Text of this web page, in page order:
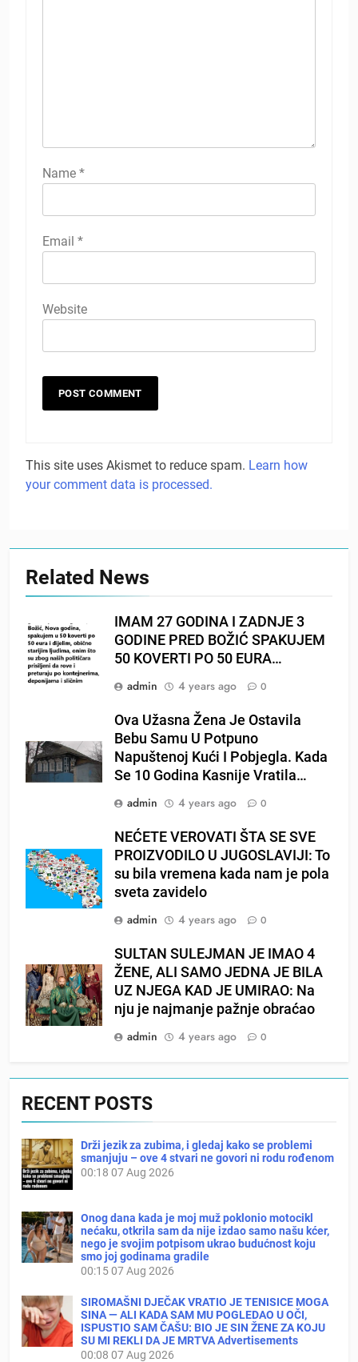
Name *
Email *
Website
This site uses Akismet to reduce spam. Learn how
your comment data is processed.
Related News
IMAM 27 GODINA I ZADNJE 3
GODINE PRED BOŽIĆ SPAKUJEM
50 KOVERTI PO 50 EURA…
admin
4 years ago 0
Ova Užasna Žena Je Ostavila
Bebu Samu U Potpuno
Napuštenoj Kući I Pobjegla. Kada
Se 10 Godina Kasnije Vratila…
admin
4 years ago 0
NEĆETE VEROVATI ŠTA SE SVE
PROIZVODILO U JUGOSLAVIJI: To
su bila vremena kada nam je pola
sveta zavidelo
admin
4 years ago 0
SULTAN SULEJMAN JE IMAO 4
ŽENE, ALI SAMO JEDNA JE BILA
UZ NJEGA KAD JE UMIRAO: Na
nju je najmanje pažnje obraćao
admin
4 years ago 0
RECENT POSTS
Drži jezik za zubima, i gledaj kako se problemi
smanjuju – ove 4 stvari ne govori ni rodu rođenom
00:18 07 Aug 2026
Onog dana kada je moj muž poklonio motocikl
nećaku, otkrila sam da nije izdao samo našu kćer,
nego je svojim potpisom ukrao budućnost koju
smo joj godinama gradile
00:1507 Aug 2026
SIROMAŠNI DJEČAK VRATIO JE TENISICE MOGA
SINA — ALI KADA SAM MU POGLEDAO U OČI,
ISPUSTIO SAM ČAŠU: BIO JE SIN ŽENE ZA KOJU
SU MI REKLI DA JE MRTVA Advertisements
00:08 07 Aug 2026